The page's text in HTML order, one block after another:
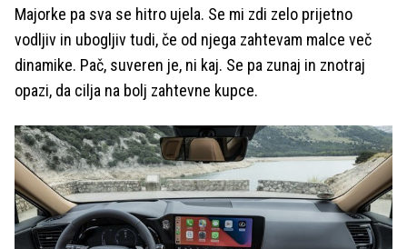
Majorke pa sva se hitro ujela. Se mi zdi zelo prijetno
vodljiv in ubogljiv tudi, če od njega zahtevam malce več
dinamike. Pač, suveren je, ni kaj. Se pa zunaj in znotraj
opazi, da cilja na bolj zahtevne kupce.